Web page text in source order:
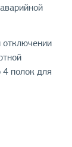
отключении
4 полок для